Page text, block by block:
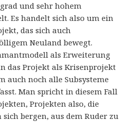
und sehr hohem
Es handelt sich also um ein
das sich auch
Neuland bewegt.
als Erweiterung
das Projekt als Krisenprojekt
auch noch alle Subsysteme
Man spricht in diesem Fall
Projekten also, die
bergen, aus dem Ruder zu